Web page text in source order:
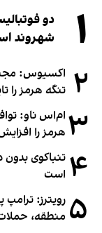
۱
شهروند
۲ اکسیوس:
تنگه هرمز را
۳ ام‌اس ناو:
هرمز را
۴ تنباکوی بدون
است
۵ رویترز:
منطقه،